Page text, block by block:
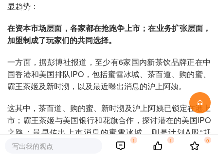
显趋势：
在资本市场层面，各家都在抢跑争上市；在业务扩张层面，
加盟制成了玩家们的共同选择。
一方面，据彭博社报道，至少有6家国内新茶饮品牌正在中
国香港和美国排队IPO，包括蜜雪冰城、茶百道、购的蜜、
霸王茶姬及新时沏，以及最近曝出消息的沪上阿姨。
这其中，茶百道、购的蜜、新时沏及沪上阿姨已锁定在港上
市；霸王茶姬与美国银行和花旗合作，探讨潜在的美国IPO
之路；最早传出上市消息的蜜雪冰城，则是计划A股“赶
考”。
写出我的观点
1 1 0